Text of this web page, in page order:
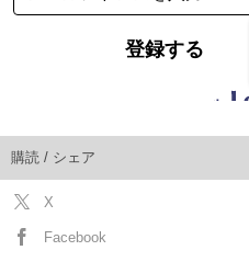
購読 / シェア
X
Facebook